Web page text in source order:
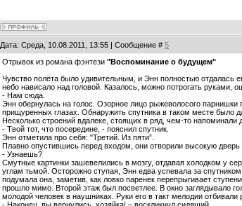
Дата: Среда, 10.08.2011, 13:55 | Сообщение # 5
Отрывок из романа фэнтези "Воспоминание о будущем"
Чувство полёта было удивительным, и Энн полностью отдалась
небо нависало над головой. Казалось, можно потрогать руками,
- Нам сюда.
Энн обернулась на голос. Озорное лицо рыжеволосого парнишки
прищуренных глазах. Обнаружить спутника в таком месте было
Несколько строений вдалеке, стоящих в ряд, чем-то напоминали
- Твой тот, что посередине, - пояснил спутник.
Энн отметила про себя: "Третий. Из пяти”.
Плавно опустившись перед входом, они отворили высокую дверь
- Узнаешь?
Смутные картинки зашевелились в мозгу, отдавая холодком у
углам тьмой. Осторожно ступая, Энн едва успевала за
подумала она, заметив, как ловко паренек перепрыгивает
прошло мимо. Второй этаж был посветлее. В окно заглядывало
молодой человек в наушниках. Руки его в такт мелодии отбивали